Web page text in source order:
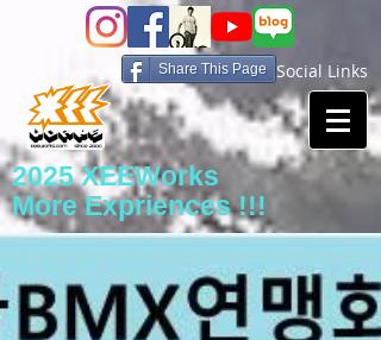
Share This Page Social Links
2025 XEEWorks
More Expriences !!!